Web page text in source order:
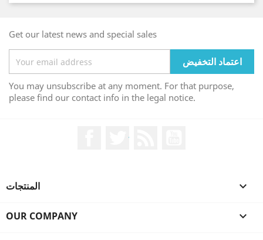
Get our latest news and special sales
You may unsubscribe at any moment. For that purpose,
please find our contact info in the legal notice.
المنتجات 
OUR COMPANY 